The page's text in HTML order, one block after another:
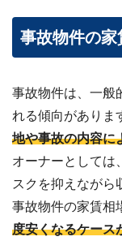
事故物件の家
事故物件は、一般
れる傾向がありま
地や事故の内容に
オーナーとしては
スクを抑えながら
事故物件の家賃相
度安くなるケース